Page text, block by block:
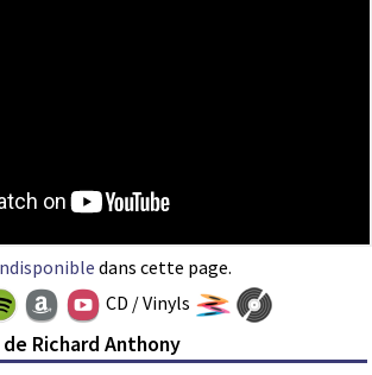
dans cette page.
CD / Vinyls
Richard Anthony